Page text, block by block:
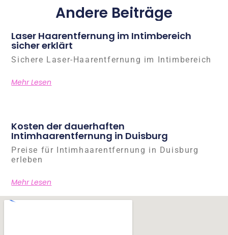
Andere Beiträge
Laser Haarentfernung im Intimbereich
sicher erklärt
Sichere Laser-Haarentfernung im Intimbereich
Mehr Lesen
Kosten der dauerhaften
Intimhaarentfernung in Duisburg
Preise für Intimhaarentfernung in Duisburg
erleben
Mehr Lesen